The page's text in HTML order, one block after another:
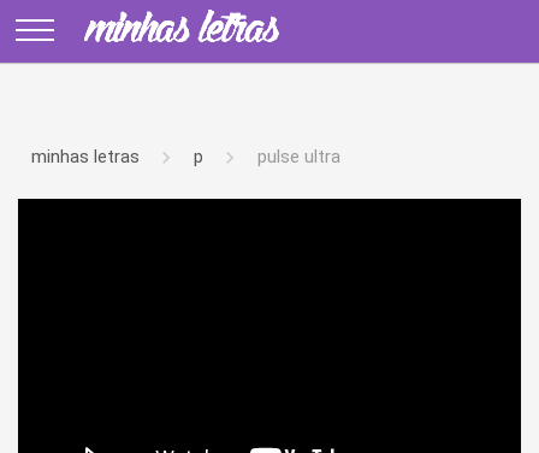
minhas letras p pulse ultra